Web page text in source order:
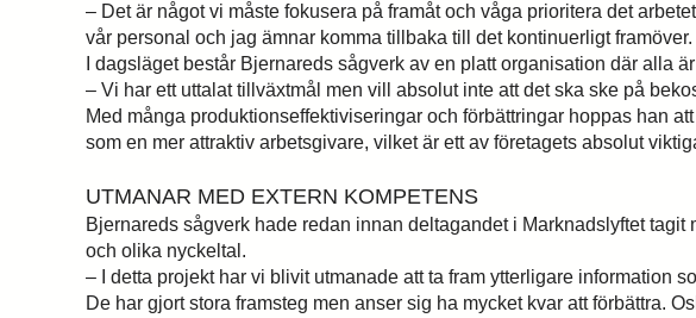
– Det är något vi måste fokusera på framåt och våga prioritera det
vår personal och jag ämnar komma tillbaka till det kontinuerligt framöver.
I dagsläget består Bjernareds sågverk av en platt organisation där alla
– Vi har ett uttalat tillväxtmål men vill absolut inte att det ska ske på
Med många produktionseffektiviseringar och förbättringar hoppas han
som en mer attraktiv arbetsgivare, vilket är ett av företagets absolut
UTMANAR MED EXTERN KOMPETENS
Bjernareds sågverk hade redan innan deltagandet i Marknadslyftet
och olika nyckeltal.
– I detta projekt har vi blivit utmanade att ta fram ytterligare information
De har gjort stora framsteg men anser sig ha mycket kvar att förbättra.
Hittar du inte